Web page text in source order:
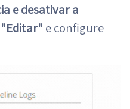
e desativar a
"Editar" e configure